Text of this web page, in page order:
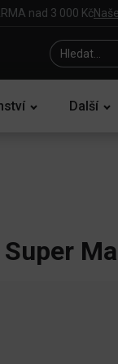
nad 3 000 Kč
Search
for:
Další